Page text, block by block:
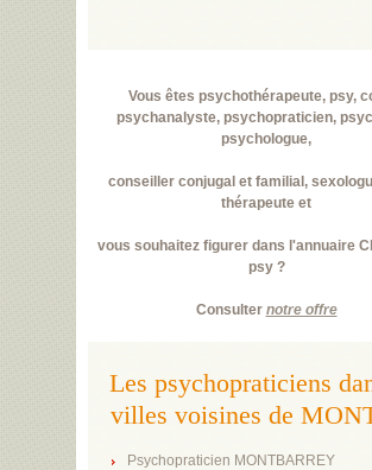
Vous êtes psychothérapeute, psy,
psychanalyste, psychopraticien,
psychologue,
conseiller conjugal et familial,
thérapeute et
vous souhaitez figurer dans l'annuaire
psy ?
Consulter notre offre
Les psychopraticiens
villes voisines de
Psychopraticien MONTBARREY